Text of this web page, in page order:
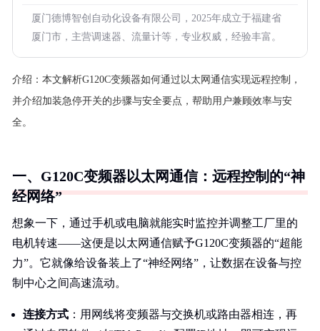
厦门德博智创自动化设备有限公司，2025年成立于福建省
厦门市，主营调速器、流量计等，专业权威，经验丰富。
介绍： 本文解析G120C变频器如何通过以太网通信实现远程控制，
并介绍加装急停开关的步骤与安全要点，帮助用户兼顾效率与安
全。
一、G120C变频器以太网通信：远程控制的“神
经网络”
想象一下，通过手机或电脑就能实时监控并调整工厂里的
电机转速——这便是以太网通信赋予G120C变频器的“超能
力”。它就像给设备装上了“神经网络”，让数据在设备与控
制中心之间高速流动。
连接方式 ：用网线将变频器与交换机或路由器相连，再